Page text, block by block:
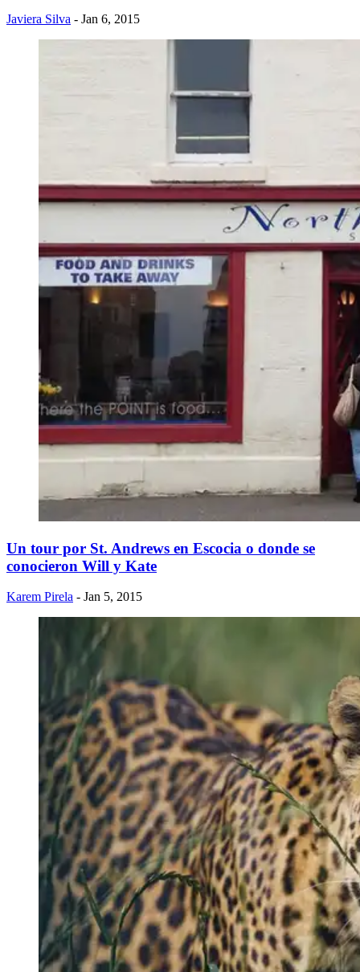
Javiera Silva - Jan 6, 2015
Un tour por St. Andrews en Escocia o donde se
conocieron Will y Kate
Karem Pirela - Jan 5, 2015